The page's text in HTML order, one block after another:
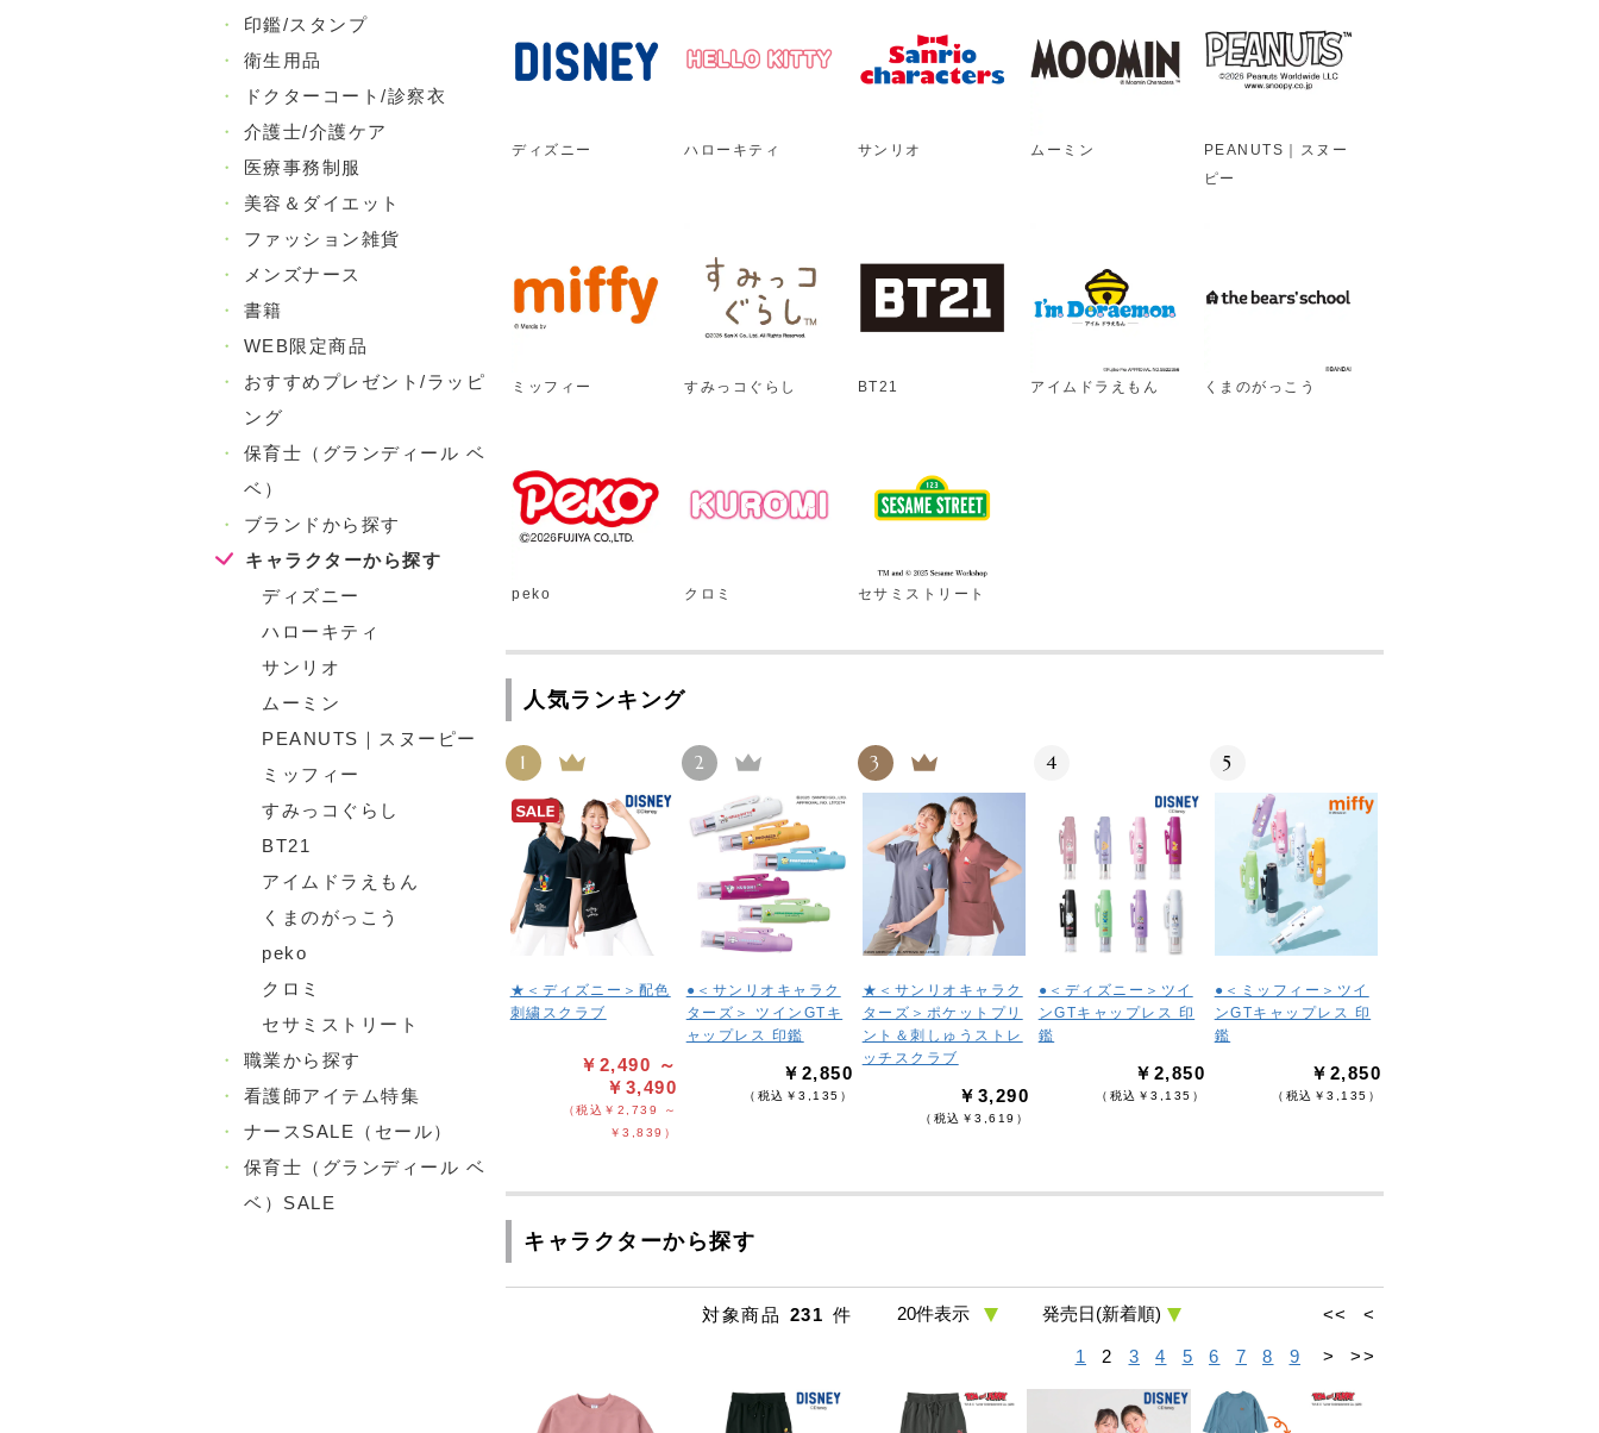
・
印鑑/スタンプ
・
衛生用品
・
ドクターコート/診察衣
・
介護士/介護ケア
・
医療事務制服
・
美容＆ダイエット
・
ファッション雑貨
・
メンズナース
・
書籍
・
WEB限定商品
・
おすすめプレゼント/ラッピ
ング
・
保育士（グランディール ベ
ベ）
・
ブランドから探す
キャラクターから探す
ディズニー
ハローキティ
サンリオ
ムーミン
PEANUTS｜スヌーピー
ミッフィー
すみっコぐらし
BT21
アイムドラえもん
くまのがっこう
peko
クロミ
セサミストリート
・
職業から探す
・
看護師アイテム特集
・
ナースSALE（セール）
・
保育士（グランディール ベ
ベ）SALE
ディズニー ハローキティ サンリオ ムーミン
PEANUTS｜スヌー
ピー
ミッフィー すみっコぐらし BT21 アイムドラえもん くまのがっこう
peko クロミ セサミストリート
人気ランキング
1
★＜ディズニー＞配色
刺繍スクラブ
￥2,490 ～
￥3,490
（税込￥2,739 ～
￥3,839）
2
●＜サンリオキャラク
ターズ＞ ツインGTキ
ャップレス 印鑑
￥2,850
（税込￥3,135）
3
★＜サンリオキャラク
ターズ＞ポケットプリ
ント＆刺しゅうストレ
ッチスクラブ
￥3,290
（税込￥3,619）
4
●＜ディズニー＞ツイ
ンGTキャップレス 印
鑑
￥2,850
（税込￥3,135）
5
●＜ミッフィー＞ツイ
ンGTキャップレス 印
鑑
￥2,850
（税込￥3,135）
キャラクターから探す
対象商品 231 件 << <
1 2 3 4 5 6 7 8 9 > >>